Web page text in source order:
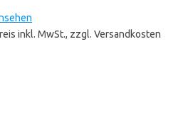
inkl. MwSt., zzgl. Versandkosten